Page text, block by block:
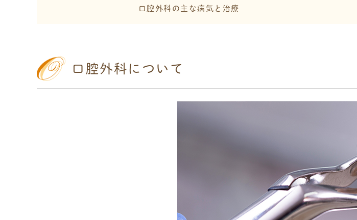
口腔外科の主な病気と治療
口腔外科について